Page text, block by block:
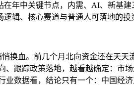
年中关键节点，内需、AI、新基
辑、核心赛道与普通人可落地的
换血。前几个月北向资金还在天
跟踪政策落地，越看越确定：
业数据看，结论只有一个：中国